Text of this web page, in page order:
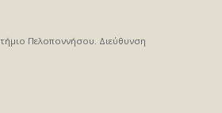
Πελοποννήσου. Διεύθυνση